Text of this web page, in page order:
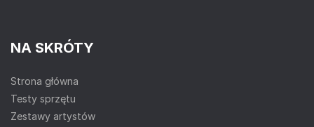
NA SKRÓTY
Strona główna
Testy sprzętu
Zestawy artystów